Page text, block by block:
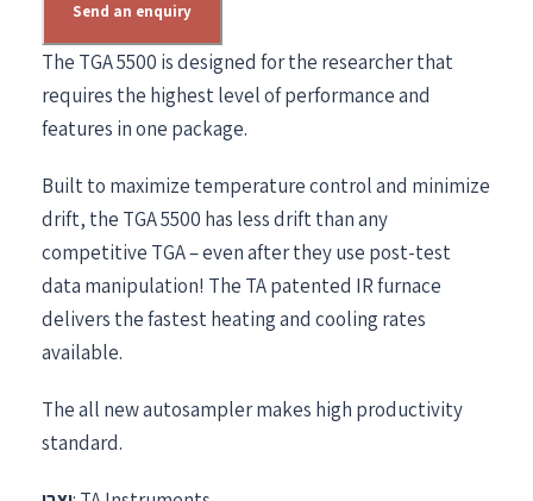
Send an enquiry
The TGA 5500 is designed for the researcher that
requires the highest level of performance and
features in one package.
Built to maximize temperature control and minimize
drift, the TGA 5500 has less drift than any
competitive TGA – even after they use post-test
data manipulation! The TA patented IR furnace
delivers the fastest heating and cooling rates
available.
The all new autosampler makes high productivity
standard.